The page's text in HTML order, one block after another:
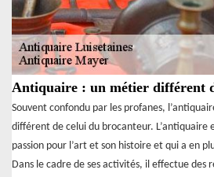
Antiquaire : un métier différent
Souvent confondu par les profanes,
différent de celui du brocanteur. L’antiquaire
passion pour l’art et son histoire et qui a en
Dans le cadre de ses activités, il effectue des